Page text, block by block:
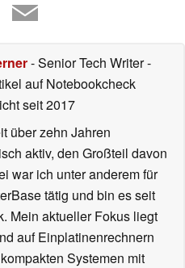
- Senior Tech Writer-
auf Notebookcheck
seit 2017
über zehn Jahren
aktiv, den Großteil davon
war ich unter anderem für
tätig und bin es seit
Mein aktueller Fokus liegt
auf Einplatinenrechnern
Systemen mit